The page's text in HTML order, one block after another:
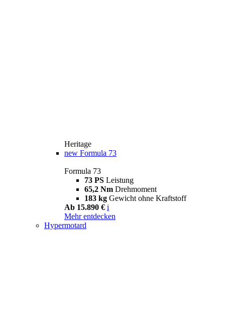
Heritage
new Formula 73
Formula 73
73 PS Leistung
65,2 Nm Drehmoment
183 kg Gewicht ohne Kraftstoff
Ab 15.890 € i
Mehr entdecken
Hypermotard